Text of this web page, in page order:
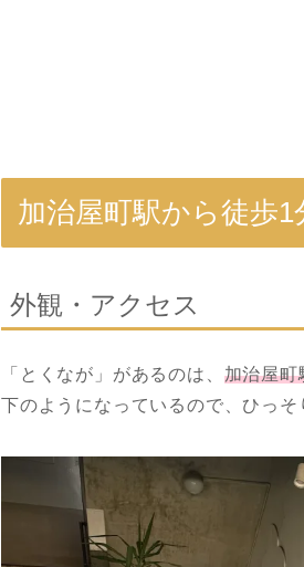
加治屋町駅から徒歩
外観・アクセス
「とくなが」があるのは、 加治屋町
下のようになっているので、ひっそ